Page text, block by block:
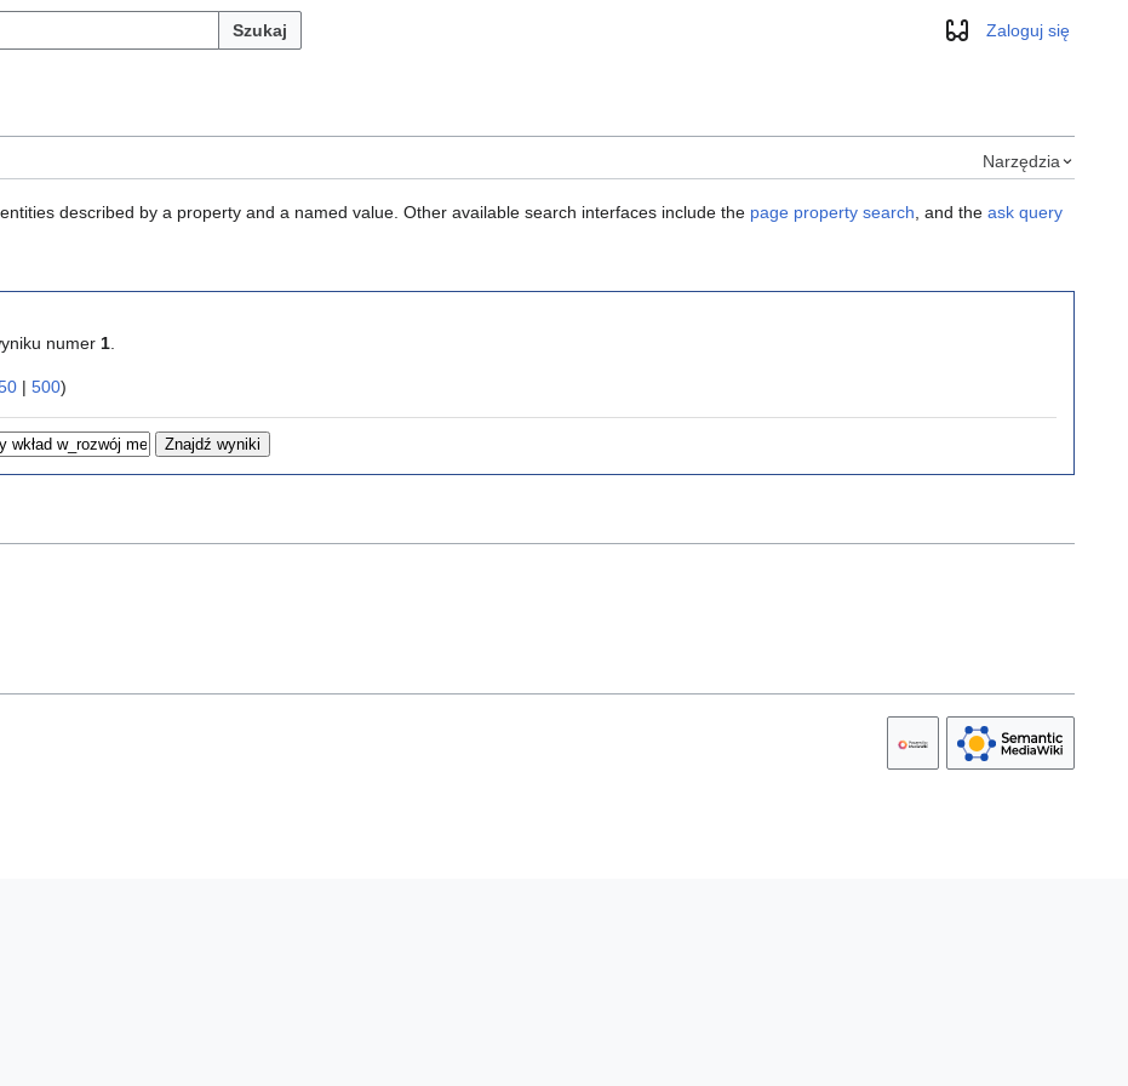
Szukaj WyglądZaloguj się
Narzędzia
described by a property and a named value. Other available search interfaces include the page property search , and the ask query
numer 1
| 500)